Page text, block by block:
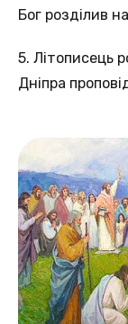
Бог розділив
5. Літописець
Дніпра